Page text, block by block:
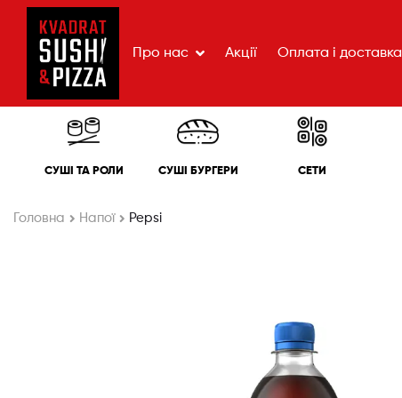
Про нас Акції Оплата і доставка
СУШІ ТА РОЛИ СУШІ БУРГЕРИ СЕТИ
Головна Напої Pepsi